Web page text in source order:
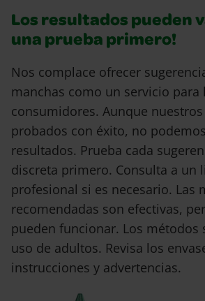
Los resultados pueden
una prueba primero!
Nos complace ofrecer
manchas como un servicio para
consumidores. Aunque
probados con éxito, no
resultados. Prueba cada
discreta primero. Consulta a un
profesional si es necesario. Las
recomendadas son efectivas,
pueden funcionar. Los métodos
uso de adultos. Revisa los
instrucciones y advertencias.